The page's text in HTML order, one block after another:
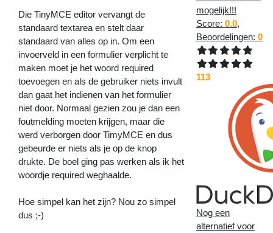
Die TinyMCE editor vervangt de
standaard textarea en stelt daar
standaard van alles op in. Om een
invoerveld in een formulier verplicht te
maken moet je het woord required
toevoegen en als de gebruiker niets invult
dan gaat het indienen van het formulier
niet door. Normaal gezien zou je dan een
foutmelding moeten krijgen, maar die
werd verborgen door TimyMCE en dus
gebeurde er niets als je op de knop
drukte. De boel ging pas werken als ik het
woordje required weghaalde.
Hoe simpel kan het zijn? Nou zo simpel
dus ;-)
mogelijk!!!
Score: 0.0,
Beoordelingen: 0
113
Nog een
alternatief voor